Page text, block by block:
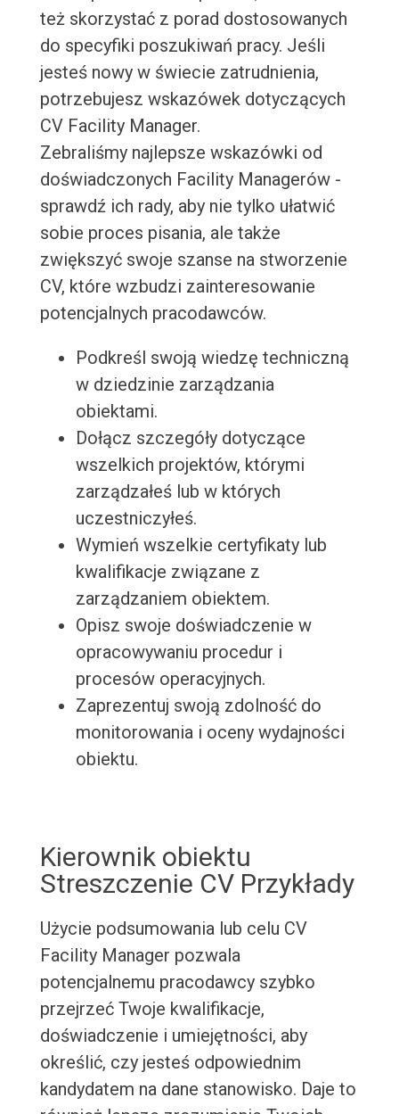
też skorzystać z porad dostosowanych
do specyfiki poszukiwań pracy. Jeśli
jesteś nowy w świecie zatrudnienia,
potrzebujesz wskazówek dotyczących
CV Facility Manager.
Zebraliśmy najlepsze wskazówki od
doświadczonych Facility Managerów -
sprawdź ich rady, aby nie tylko ułatwić
sobie proces pisania, ale także
zwiększyć swoje szanse na stworzenie
CV, które wzbudzi zainteresowanie
potencjalnych pracodawców.
Podkreśl swoją wiedzę techniczną
w dziedzinie zarządzania
obiektami.
Dołącz szczegóły dotyczące
wszelkich projektów, którymi
zarządzałeś lub w których
uczestniczyłeś.
Wymień wszelkie certyfikaty lub
kwalifikacje związane z
zarządzaniem obiektem.
Opisz swoje doświadczenie w
opracowywaniu procedur i
procesów operacyjnych.
Zaprezentuj swoją zdolność do
monitorowania i oceny wydajności
obiektu.
Kierownik obiektu
Streszczenie CV Przykłady
Użycie podsumowania lub celu CV
Facility Manager pozwala
potencjalnemu pracodawcy szybko
przejrzeć Twoje kwalifikacje,
doświadczenie i umiejętności, aby
określić, czy jesteś odpowiednim
kandydatem na dane stanowisko. Daje to